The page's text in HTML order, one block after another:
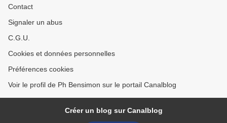
Contact
Signaler un abus
C.G.U.
Cookies et données personnelles
Préférences cookies
Voir le profil de Ph Bensimon sur le portail Canalblog
Créer un blog sur Canalblog